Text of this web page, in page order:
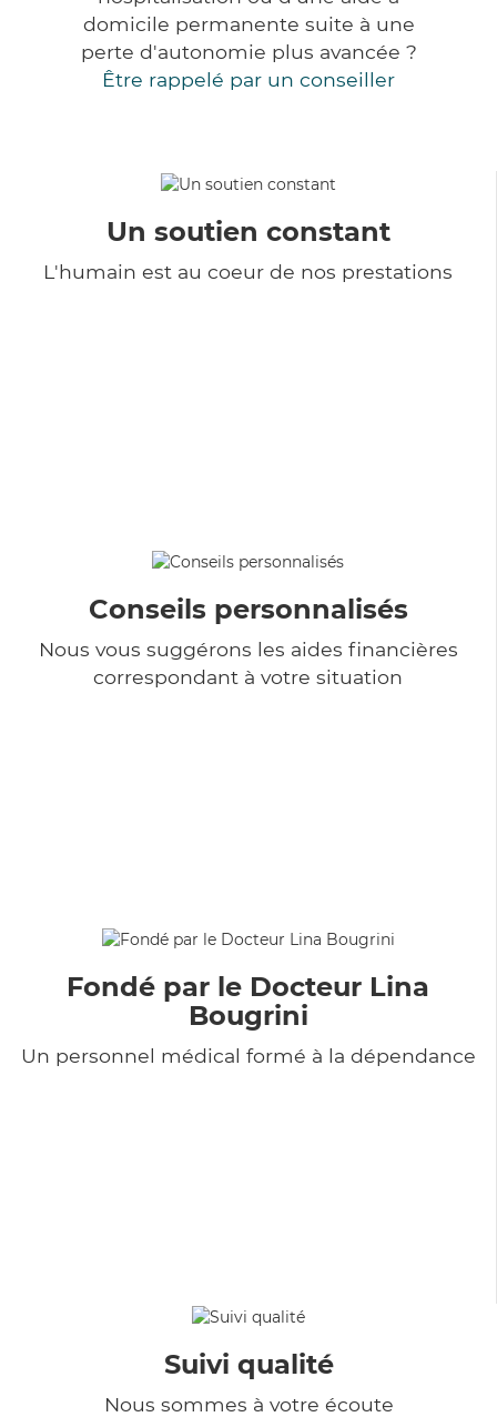
domicile permanente suite à une
perte d'autonomie plus avancée ?
Être rappelé par un conseiller
Un soutien constant
L'humain est au coeur de nos prestations
Conseils personnalisés
Nous vous suggérons les aides financières
correspondant à votre situation
Fondé par le Docteur Lina
Bougrini
Un personnel médical formé à la dépendance
Suivi qualité
Nous sommes à votre écoute